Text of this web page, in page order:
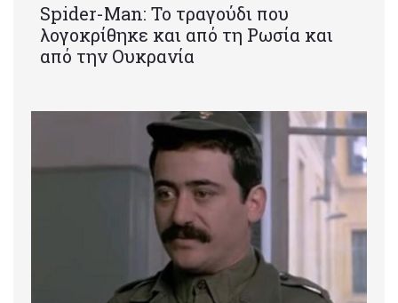
Spider-Man: Το τραγούδι που
λογοκρίθηκε και από τη Ρωσία και
από την Ουκρανία